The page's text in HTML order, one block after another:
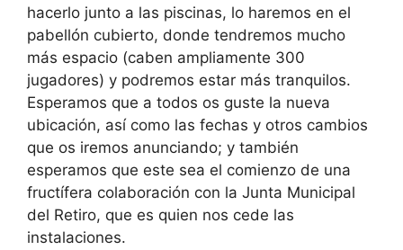
hacerlo junto a las piscinas, lo haremos en el
pabellón cubierto, donde tendremos mucho
más espacio (caben ampliamente 300
jugadores) y podremos estar más tranquilos.
Esperamos que a todos os guste la nueva
ubicación, así como las fechas y otros cambios
que os iremos anunciando; y también
esperamos que este sea el comienzo de una
fructífera colaboración con la Junta Municipal
del Retiro, que es quien nos cede las
instalaciones.